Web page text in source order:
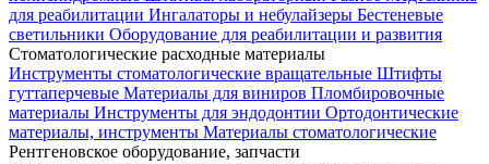
для реабилитации Ингалаторы и небулайзеры Бестеневые
светильники Оборудование для реабилитации и развития
Стоматологические расходные материалы
Инструменты стоматологические вращательные Штифты
гуттаперчевые Материалы для виниров Пломбировочные
материалы Инструменты для эндодонтии Ортодонтические
материалы, инструменты Материалы стоматологические
Рентгеновское оборудование, запчасти